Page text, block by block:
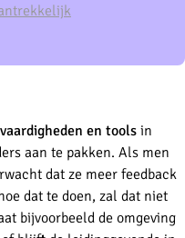
en tools in
aan te pakken. Als men
dat ze meer feedback
dat te doen, zal dat niet
bijvoorbeeld de omgeving